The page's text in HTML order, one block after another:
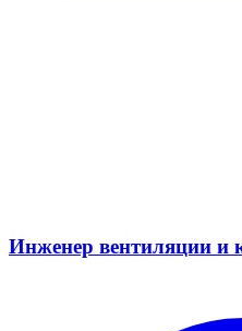
Инженер вентиляции и